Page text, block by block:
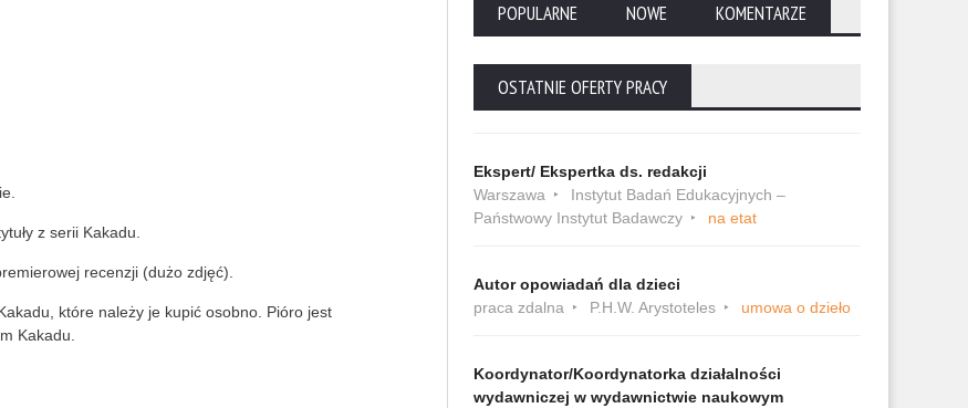
z serii Kakadu.
recenzji (dużo zdjęć).
które należy je kupić osobno. Pióro jest
Kakadu.
POPULARNE NOWE KOMENTARZE
OSTATNIE OFERTY PRACY
Ekspert/ Ekspertka ds. redakcji
Warszawa
Instytut Badań Edukacyjnych –
Państwowy Instytut Badawczy
na etat
Autor opowiadań dla dzieci
praca zdalna
P.H.W. Arystoteles umowa o dzieło
Koordynator/Koordynatorka działalności
wydawniczej w wydawnictwie naukowym